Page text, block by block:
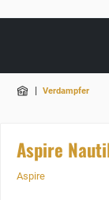
| Verdampfer
Aspire
Aspire